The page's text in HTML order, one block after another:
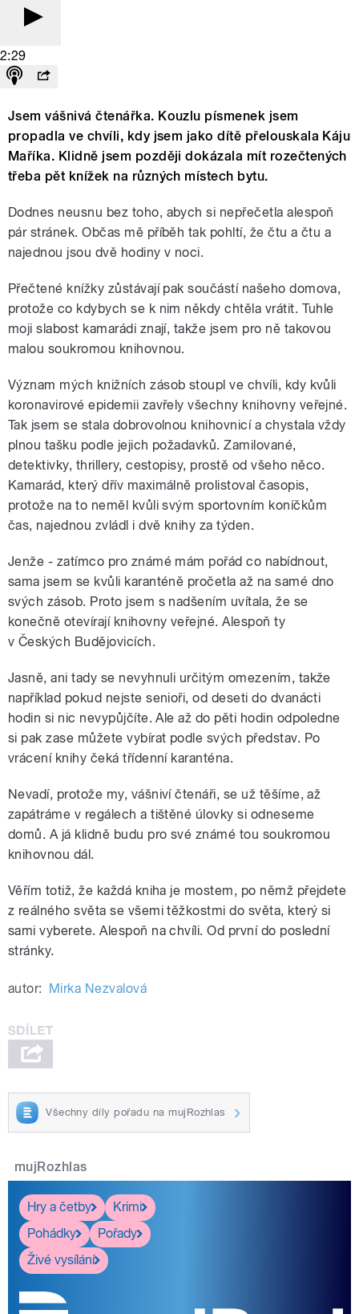
2:29
Jsem vášnivá čtenářka. Kouzlu písmenek jsem
propadla ve chvíli, kdy jsem jako dítě přelouskala Káju
Maříka. Klidně jsem později dokázala mít rozečtených
třeba pět knížek na různých místech bytu.
Dodnes neusnu bez toho, abych si nepřečetla alespoň
pár stránek. Občas mě příběh tak pohltí, že čtu a čtu a
najednou jsou dvě hodiny v noci.
Přečtené knížky zůstávají pak součástí našeho domova,
protože co kdybych se k nim někdy chtěla vrátit. Tuhle
moji slabost kamarádi znají, takže jsem pro ně takovou
malou soukromou knihovnou.
Význam mých knižních zásob stoupl ve chvíli, kdy kvůli
koronavirové epidemii zavřely všechny knihovny veřejné.
Tak jsem se stala dobrovolnou knihovnicí a chystala vždy
plnou tašku podle jejich požadavků. Zamilované,
detektivky, thrillery, cestopisy, prostě od všeho něco.
Kamarád, který dřív maximálně prolistoval časopis,
protože na to neměl kvůli svým sportovním koníčkům
čas, najednou zvládl i dvě knihy za týden.
Jenže - zatímco pro známé mám pořád co nabídnout,
sama jsem se kvůli karanténě pročetla až na samé dno
svých zásob. Proto jsem s nadšením uvítala, že se
konečně otevírají knihovny veřejné. Alespoň ty
v Českých Budějovicích.
Jasně, ani tady se nevyhnuli určitým omezením, takže
například pokud nejste senioři, od deseti do dvanácti
hodin si nic nevypůjčíte. Ale až do pěti hodin odpoledne
si pak zase můžete vybírat podle svých představ. Po
vrácení knihy čeká třídenní karanténa.
Nevadí, protože my, vášniví čtenáři, se už těšíme, až
zapátráme v regálech a tištěné úlovky si odneseme
domů. A já klidně budu pro své známé tou soukromou
knihovnou dál.
Věřím totiž, že každá kniha je mostem, po němž přejdete
z reálného světa se všemi těžkostmi do světa, který si
sami vyberete. Alespoň na chvíli. Od první do poslední
stránky.
autor: Mirka Nezvalová
Všechny díly pořadu na mujRozhlas
mujRozhlas
Hry a četby
Krimi
Pohádky
Pořady
Živé vysílání